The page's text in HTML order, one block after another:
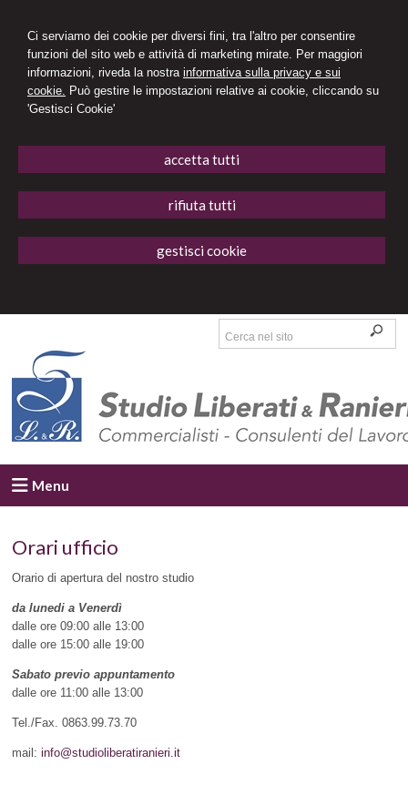
Ci serviamo dei cookie per diversi fini, tra l'altro per consentire
funzioni del sito web e attività di marketing mirate. Per maggiori
informazioni, riveda la nostra informativa sulla privacy e sui
cookie. Può gestire le impostazioni relative ai cookie, cliccando su
'Gestisci Cookie'
accetta tutti
rifiuta tutti
gestisci cookie
Menu
Orari ufficio
Orario di apertura del nostro studio
da lunedi a Venerdì
dalle ore 09:00 alle 13:00
dalle ore 15:00 alle 19:00
Sabato previo appuntamento
dalle ore 11:00 alle 13:00
Tel./Fax. 0863.99.73.70
mail:info@studioliberatiranieri.it